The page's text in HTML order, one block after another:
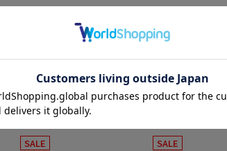
あなたへ
SALE SALE